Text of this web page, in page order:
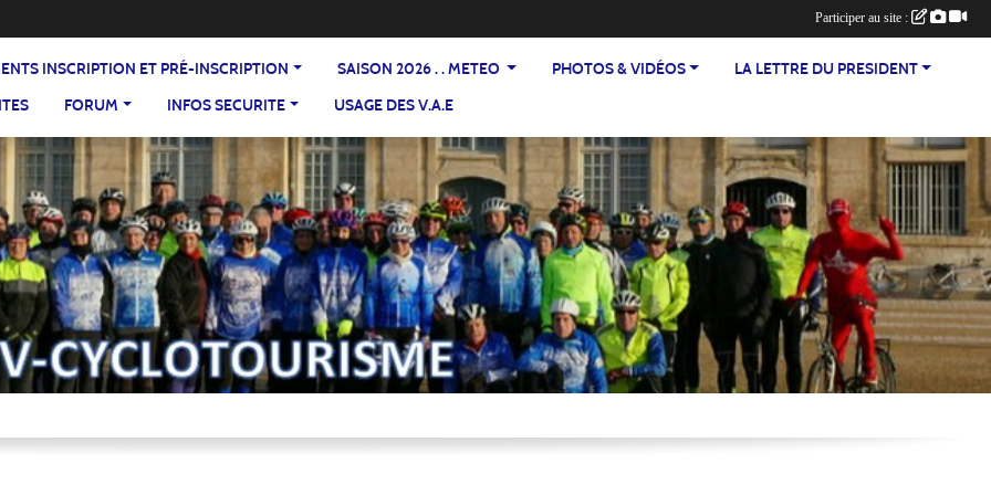
DOCUMENTS INSCRIPTION ET PRÉ-INSCRIPTION SAISON 2026 . . METEO PHOTOS & VIDÉOS
LA LETTRE DU PRESIDENT
FORUM INFOS SECURITE USAGE DES V.A.E
Participer au site :